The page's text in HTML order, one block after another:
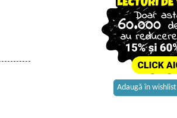
Adaugă în wishlist